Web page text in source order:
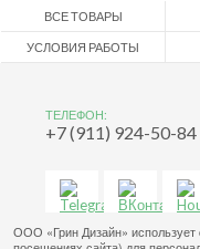
ВСЕ ТОВАРЫ
УСЛОВИЯ РАБОТЫ
ТЕЛЕФОН:
+7 (911) 924-50-84
ООО «Грин Дизайн»